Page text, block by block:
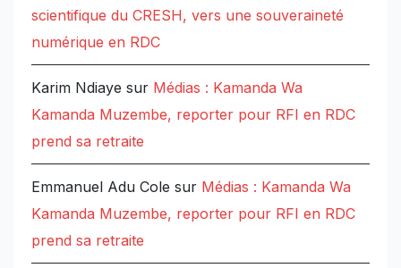
scientifique du CRESH, vers une souveraineté
numérique en RDC
Karim Ndiaye sur Médias : Kamanda Wa
Kamanda Muzembe, reporter pour RFI en RDC
prend sa retraite
Emmanuel Adu Cole sur Médias : Kamanda Wa
Kamanda Muzembe, reporter pour RFI en RDC
prend sa retraite